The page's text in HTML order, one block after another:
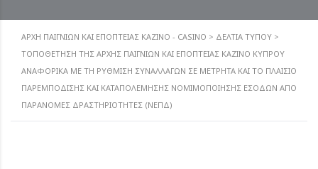
ΑΡΧΗ ΠΑΙΓΝΙΩΝ ΚΑΙ ΕΠΟΠΤΕΙΑΣ ΚΑΖΙΝΟ - CASINO > ΔΕΛΤΊΑ ΤΎΠΟΥ >
ΤΟΠΟΘΈΤΗΣΗ ΤΗΣ ΑΡΧΉΣ ΠΑΙΓΝΊΩΝ ΚΑΙ ΕΠΟΠΤΕΊΑΣ ΚΑΖΊΝΟ ΚΎΠΡΟΥ
ΑΝΑΦΟΡΙΚΆ ΜΕ ΤΗ ΡΎΘΜΙΣΗ ΣΥΝΑΛΛΑΓΏΝ ΣΕ ΜΕΤΡΗΤΆ ΚΑΙ ΤΟ ΠΛΑΊΣΙΟ
ΠΑΡΕΜΠΌΔΙΣΗΣ ΚΑΙ ΚΑΤΑΠΟΛΈΜΗΣΗΣ ΝΟΜΙΜΟΠΟΊΗΣΗΣ ΕΣΌΔΩΝ ΑΠΌ
ΠΑΡΆΝΟΜΕΣ ΔΡΑΣΤΗΡΙΌΤΗΤΕΣ (ΝΕΠΔ)